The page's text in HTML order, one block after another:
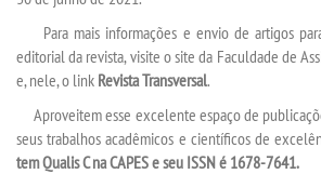
EDITAL
PUBLICAÇÕES
Para mais informações e envio de artigos
editorial da revista, visite o site da Faculdade de
e, nele, o link Revista Transversal.
Aproveitem esse excelente espaço de
seus trabalhos acadêmicos e científicos de
tem Qualis C na CAPES e seu ISSN é 1678-7641.